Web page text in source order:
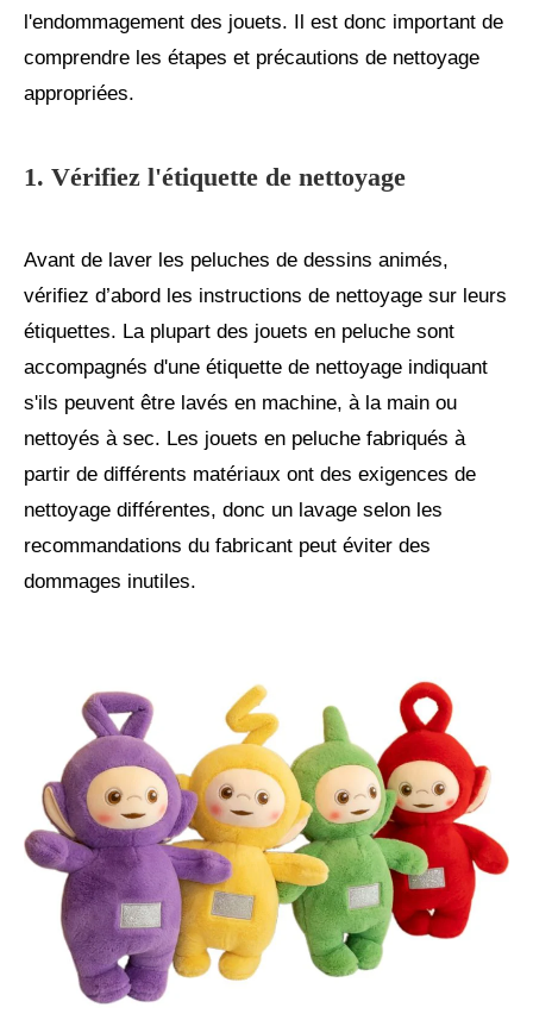
l'endommagement des jouets. Il est donc important de
comprendre les étapes et précautions de nettoyage
appropriées.
1. Vérifiez l'étiquette de nettoyage
Avant de laver les peluches de dessins animés,
vérifiez d’abord les instructions de nettoyage sur leurs
étiquettes. La plupart des jouets en peluche sont
accompagnés d'une étiquette de nettoyage indiquant
s'ils peuvent être lavés en machine, à la main ou
nettoyés à sec. Les jouets en peluche fabriqués à
partir de différents matériaux ont des exigences de
nettoyage différentes, donc un lavage selon les
recommandations du fabricant peut éviter des
dommages inutiles.